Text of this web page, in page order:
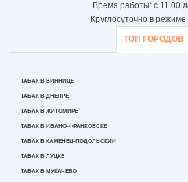
Время работы: с 11.00
Круглосуточно в
ТОП ГОРОДОВ
ТАБАК В ВИННИЦЕ
ТАБАК В ДНЕПРЕ
ТАБАК В ЖИТОМИРЕ
ТАБАК В ИВАНО-ФРАНКОВСКЕ
ТАБАК В КАМЕНЕЦ-ПОДОЛЬСКИЙ
ТАБАК В ЛУЦКЕ
ТАБАК В МУКАЧЕВО